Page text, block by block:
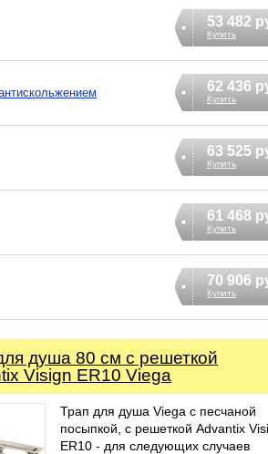
53 482
Купить
62 436
Купить
63 525
Купить
61 468
Купить
70 906
Купить
душа 80 см с решеткой
Visign ER10 Viega
Трап для душа Viega с песчаной
посыпкой, с решеткой Advantix
ER10 - для следующих случаев